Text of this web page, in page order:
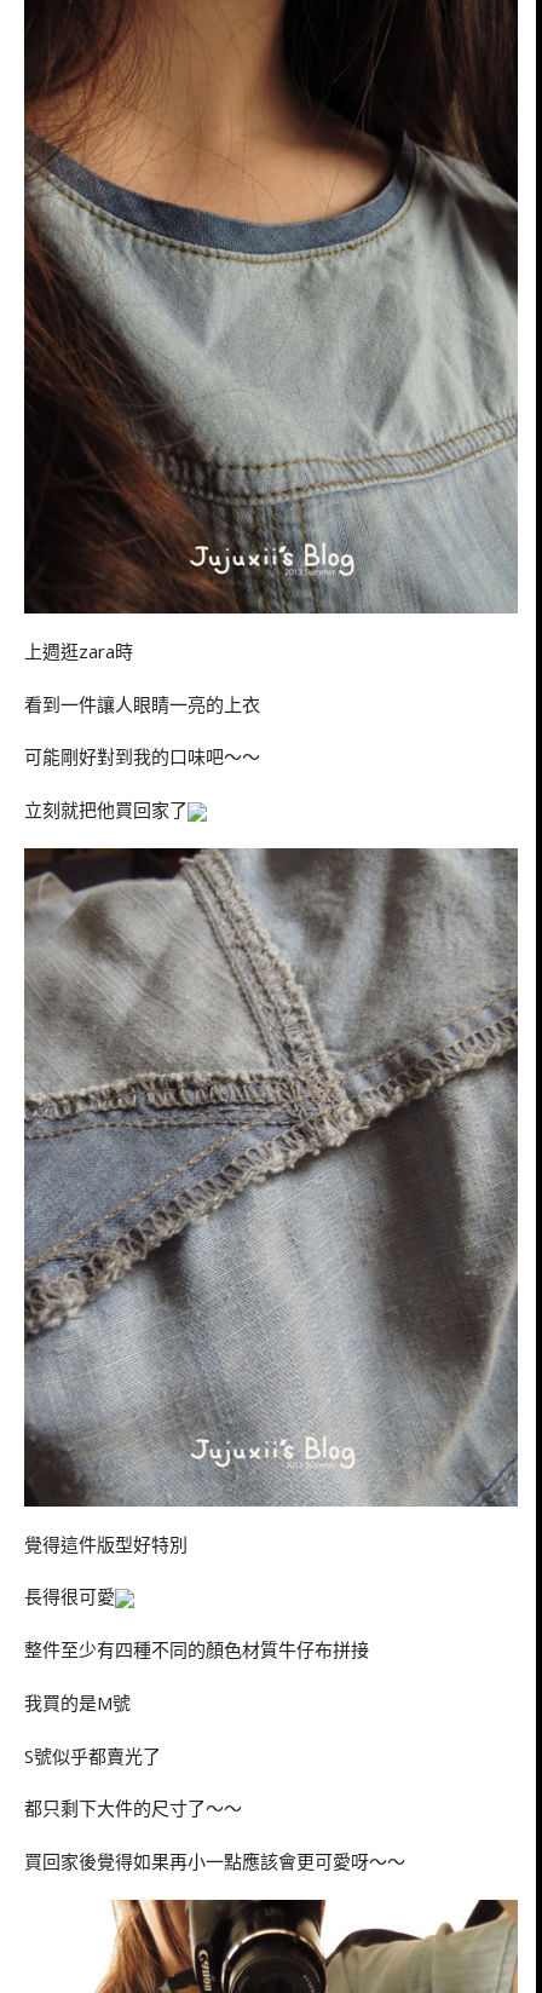
上週逛zara時
看到一件讓人眼睛一亮的上衣
可能剛好對到我的口味吧～～
立刻就把他買回家了
覺得這件版型好特別
長得很可愛
整件至少有四種不同的顏色材質牛仔布拼接
我買的是M號
S號似乎都賣光了
都只剩下大件的尺寸了～～
買回家後覺得如果再小一點應該會更可愛呀～～